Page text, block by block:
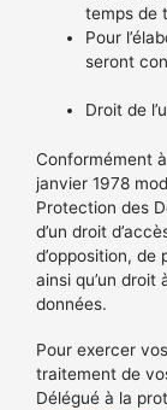
temps de
Pour
seront
Droit de
Conformément
janvier 1978
Protection des
d’un droit
d’opposition,
ainsi qu’un
données.
Pour exercer
traitement de
Délégué à la